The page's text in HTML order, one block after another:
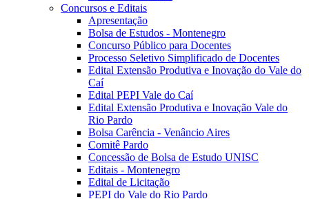
Concursos e Editais
Apresentação
Bolsa de Estudos - Montenegro
Concurso Público para Docentes
Processo Seletivo Simplificado de Docentes
Edital Extensão Produtiva e Inovação do Vale do
Caí
Edital PEPI Vale do Caí
Edital Extensão Produtiva e Inovação Vale do
Rio Pardo
Bolsa Carência - Venâncio Aires
Comitê Pardo
Concessão de Bolsa de Estudo UNISC
Editais - Montenegro
Edital de Licitação
PEPI do Vale do Rio Pardo